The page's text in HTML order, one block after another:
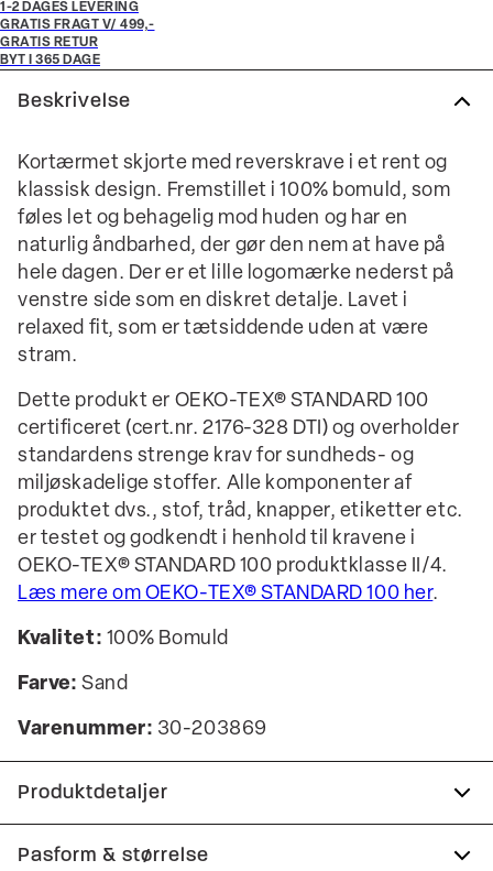
1-2 DAGES LEVERING
GRATIS FRAGT V/ 499,-
GRATIS RETUR
BYT I 365 DAGE
Beskrivelse
Kortærmet skjorte med reverskrave i et rent og
klassisk design. Fremstillet i 100% bomuld, som
føles let og behagelig mod huden og har en
naturlig åndbarhed, der gør den nem at have på
hele dagen. Der er et lille logomærke nederst på
venstre side som en diskret detalje. Lavet i
relaxed fit, som er tætsiddende uden at være
stram.
Dette produkt er OEKO-TEX® STANDARD 100
certificeret (cert.nr. 2176-328 DTI) og overholder
standardens strenge krav for sundheds- og
miljøskadelige stoffer. Alle komponenter af
produktet dvs., stof, tråd, knapper, etiketter etc.
er testet og godkendt i henhold til kravene i
OEKO-TEX® STANDARD 100 produktklasse II/4.
Læs mere om OEKO-TEX® STANDARD 100 her.
Kvalitet: 100% Bomuld
Farve: Sand
Varenummer: 30-203869
Produktdetaljer
Certificeret med OEKO-TEX® STANDARD 100.
Pasform & størrelse